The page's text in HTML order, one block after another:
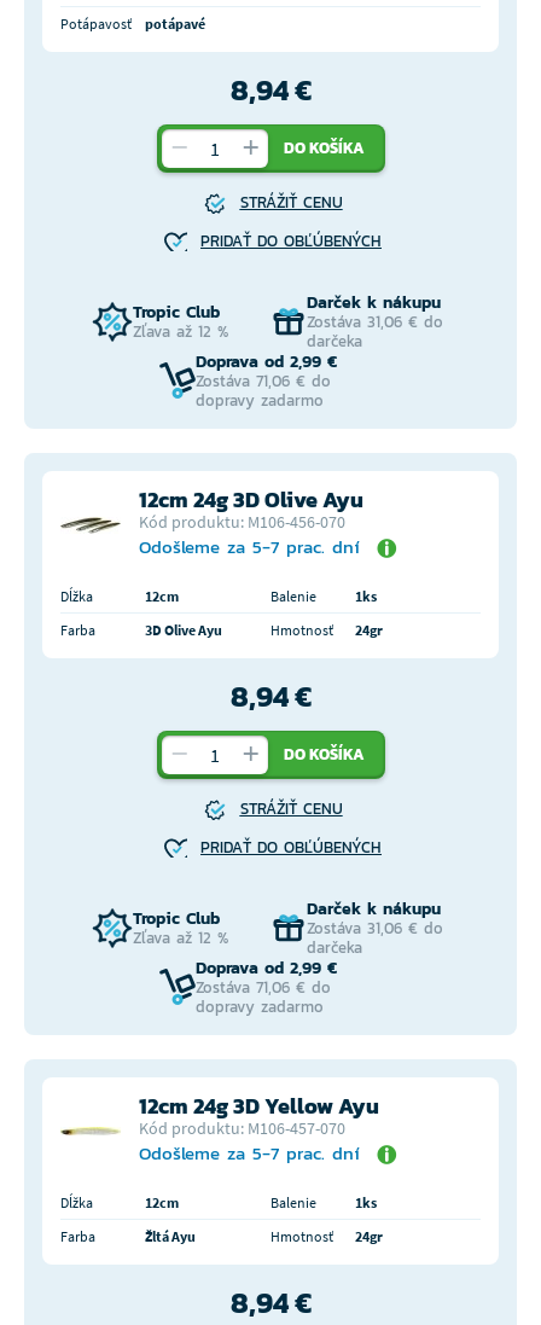
Potápavosť potápavé
8,94 €
DO KOŠÍKA
STRÁŽIŤ CENU
PRIDAŤ DO OBĽÚBENÝCH
Tropic Club
Zľava až 12 %
Darček k nákupu
Zostáva 31,06 € do
darčeka
Doprava od 2,99 €
Zostáva 71,06 € do
dopravy zadarmo
12cm 24g 3D Olive Ayu
Kód produktu: M106-456-070
Odošleme za 5-7 prac. dní
Dĺžka 12cm Balenie
1ks
Farba
3D Olive Ayu Hmotnosť 24gr
8,94 €
DO KOŠÍKA
STRÁŽIŤ CENU
PRIDAŤ DO OBĽÚBENÝCH
Tropic Club
Zľava až 12 %
Darček k nákupu
Zostáva 31,06 € do
darčeka
Doprava od 2,99 €
Zostáva 71,06 € do
dopravy zadarmo
12cm 24g 3D Yellow Ayu
Kód produktu: M106-457-070
Odošleme za 5-7 prac. dní
Dĺžka 12cm Balenie
1ks
Farba
Žltá Ayu Hmotnosť 24gr
8,94 €